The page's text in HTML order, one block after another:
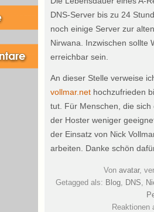
DNS-Server bis zu 24
noch einige Server zur
Nirwana. Inzwischen sollte
erreichbar sein.
An dieser Stelle verweise
vollmar.net hochzufrieden
tut. Für Menschen, die
der Hoster weniger
der Einsatz von Nick
arbeiten. Danke schön
Von avatar,
Getagged als: Blog, DNS,